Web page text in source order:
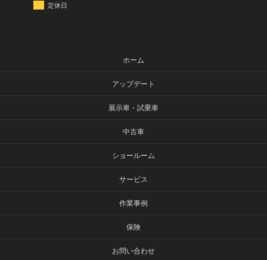
定休日
ホーム
アップデート
展示車・試乗車
中古車
ショールーム
サービス
作業事例
保険
お問い合わせ